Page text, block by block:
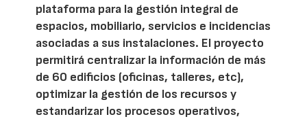
plataforma para la gestión integral de
espacios, mobiliario, servicios e incidencias
asociadas a sus instalaciones. El proyecto
permitirá centralizar la información de más
de 60 edificios (oficinas, talleres, etc),
optimizar la gestión de los recursos y
estandarizar los procesos operativos,